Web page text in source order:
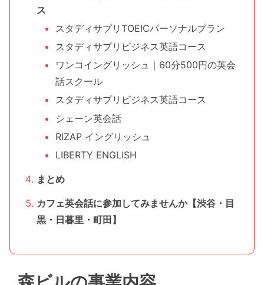
ス
スタディサプリTOEICパーソナルプラン
スタディサプリビジネス英語コース
ワンコイングリッシュ｜60分500円の英会
話スクール
スタディサプリビジネス英語コース
シェーン英会話
RIZAP イングリッシュ
LIBERTY ENGLISH
まとめ
カフェ英会話に参加してみませんか【渋谷・目
黒・日暮里・町田】